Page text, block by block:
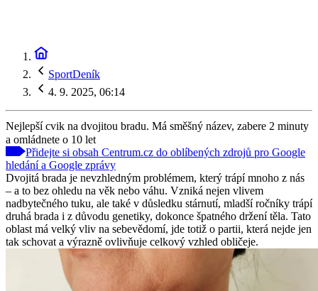
SportDeník
4. 9. 2025, 06:14
Nejlepší cvik na dvojitou bradu. Má směšný název, zabere 2 minuty
a omládnete o 10 let
Přidejte si obsah Centrum.cz do oblíbených zdrojů pro Google
hledání a Google zprávy
Dvojitá brada je nevzhledným problémem, který trápí mnoho z nás
– a to bez ohledu na věk nebo váhu. Vzniká nejen vlivem
nadbytečného tuku, ale také v důsledku stárnutí, mladší ročníky trápí
druhá brada i z důvodu genetiky, dokonce špatného držení těla. Tato
oblast má velký vliv na sebevědomí, jde totiž o partii, která nejde jen
tak schovat a výrazně ovlivňuje celkový vzhled obličeje.